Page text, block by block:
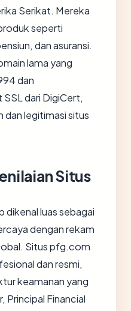
Serikat. Mereka
seperti
dan asuransi.
lama yang
dan
dari DigiCert,
dan legitimasi situs
Situs
dikenal luas sebagai
dengan rekam
Situs pfg.com
dan resmi,
keamanan yang
Principal Financial